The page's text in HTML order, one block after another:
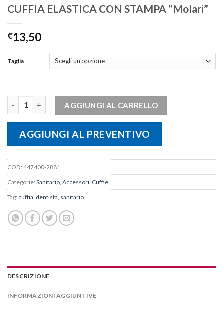
CUFFIA ELASTICA CON STAMPA “Molari”
€13,50
Taglia
AGGIUNGI AL CARRELLO
AGGIUNGI AL PREVENTIVO
COD: 447400-2881
Categorie: Sanitario Accessori Cuffie
Tag: cuffia dentista sanitario
DESCRIZIONE
INFORMAZIONI AGGIUNTIVE